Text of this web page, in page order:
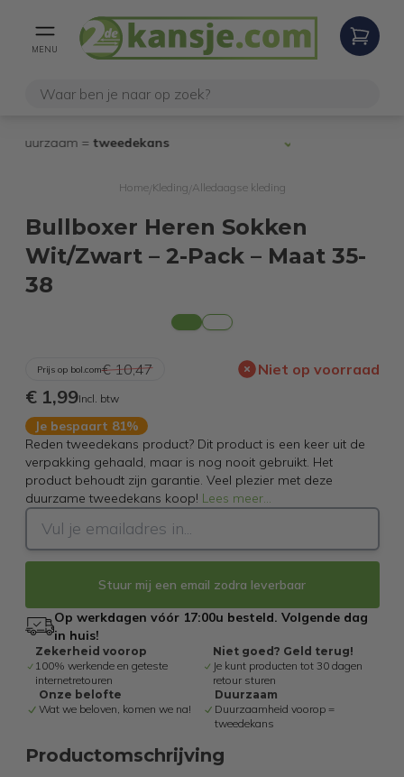
MENU
100% werkende
internetretouren
Home/ Kleding Alledaagse kleding
Bullboxer Heren Sokken
Wit/Zwart – 2-Pack – Maat 35-
38
Prijs op bol.com€ 10,47 Niet op voorraad
€ 1,99Incl. btw
Je bespaart 81%
Reden tweedekans product? Dit product is een keer uit de
verpakking gehaald, maar is nog nooit gebruikt. Het
product behoudt zijn garantie. Veel plezier met deze
duurzame tweedekans koop! Lees meer...
Stuur mij een email zodra leverbaar
Op werkdagen vóór 17:00u besteld. Volgende dag
in huis!
Zekerheid voorop
100% werkende en geteste
internetretouren
Niet goed? Geld terug!
Je kunt producten tot 30 dagen
retour sturen
Onze belofte
Wat we beloven, komen we na!
Duurzaam
Duurzaamheid voorop =
tweedekans
Productomschrijving